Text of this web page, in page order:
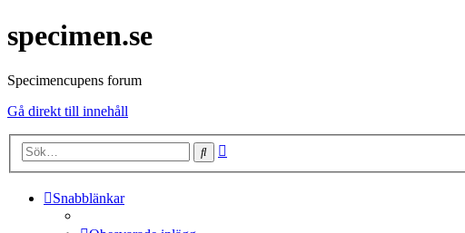
specimen.se
Specimencupens forum
Gå direkt till innehåll
Sök
Snabblänkar